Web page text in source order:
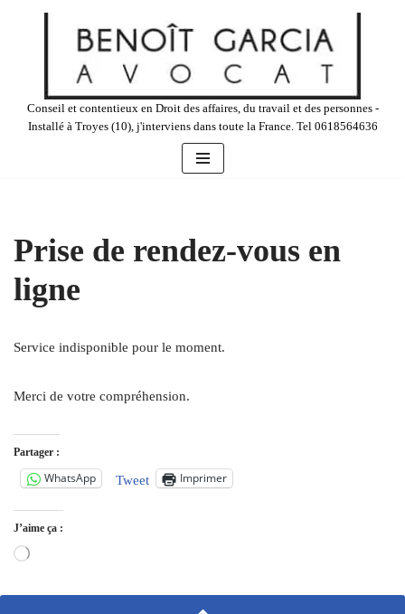
contenu
Conseil et contentieux en Droit des affaires, du travail et des personnes -
Installé à Troyes (10), j'interviens dans toute la France. Tel 0618564636
Prise de rendez-vous en
ligne
Service indisponible pour le moment.
Merci de votre compréhension.
Partager :
WhatsApp Tweet Imprimer
J’aime ça :